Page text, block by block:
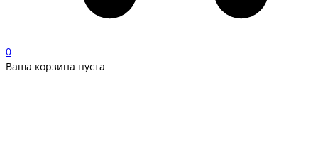
0
Ваша корзина пуста